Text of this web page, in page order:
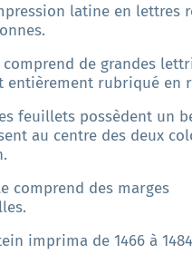
latine en lettres
comprend de grandes
entièrement rubriqué en
feuillets possèdent un
au centre des deux
comprend des marges
imprima de 1466 à